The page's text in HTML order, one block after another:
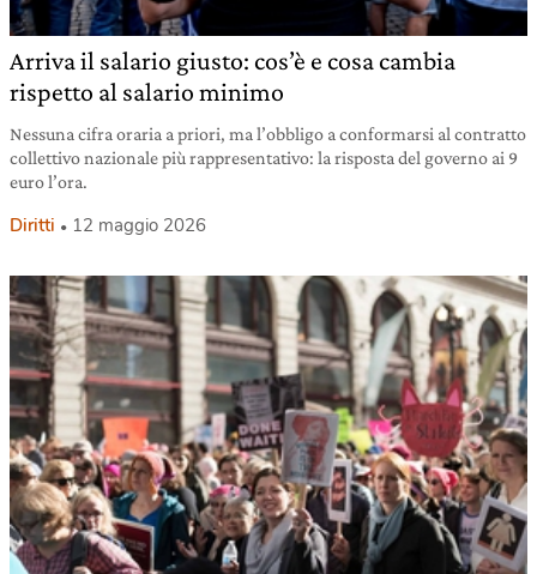
Arriva il salario giusto: cos’è e cosa cambia
rispetto al salario minimo
Nessuna cifra oraria a priori, ma l’obbligo a conformarsi al contratto
collettivo nazionale più rappresentativo: la risposta del governo ai 9
euro l’ora.
Diritti 12 maggio 2026